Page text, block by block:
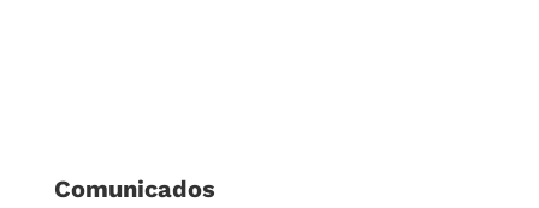
Comunicados